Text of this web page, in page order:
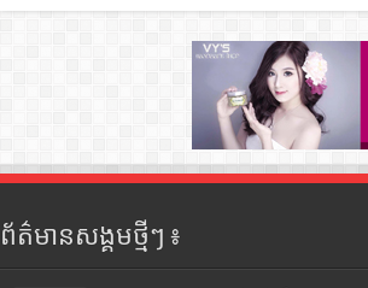
ព័ត៌មានសង្គមថ្មីៗ ៖